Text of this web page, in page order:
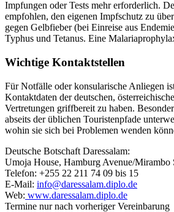
Impfungen oder Tests mehr erforderlich.
empfohlen, den eigenen Impfschutz zu
gegen Gelbfieber (bei Einreise aus
Typhus und Tetanus. Eine
Wichtige Kontaktstellen
Für Notfälle oder konsularische Anliegen
Kontaktdaten der deutschen,
Vertretungen griffbereit zu haben.
abseits der üblichen Touristenpfade
wohin sie sich bei Problemen wenden
Deutsche Botschaft Daressalam:
Umoja House, Hamburg Avenue/Mirambo
Telefon: +255 22 211 74 09 bis 15
E-Mail: info@daressalam.diplo.de
Web: www.daressalam.diplo.de
Termine nur nach vorheriger Vereinbarung